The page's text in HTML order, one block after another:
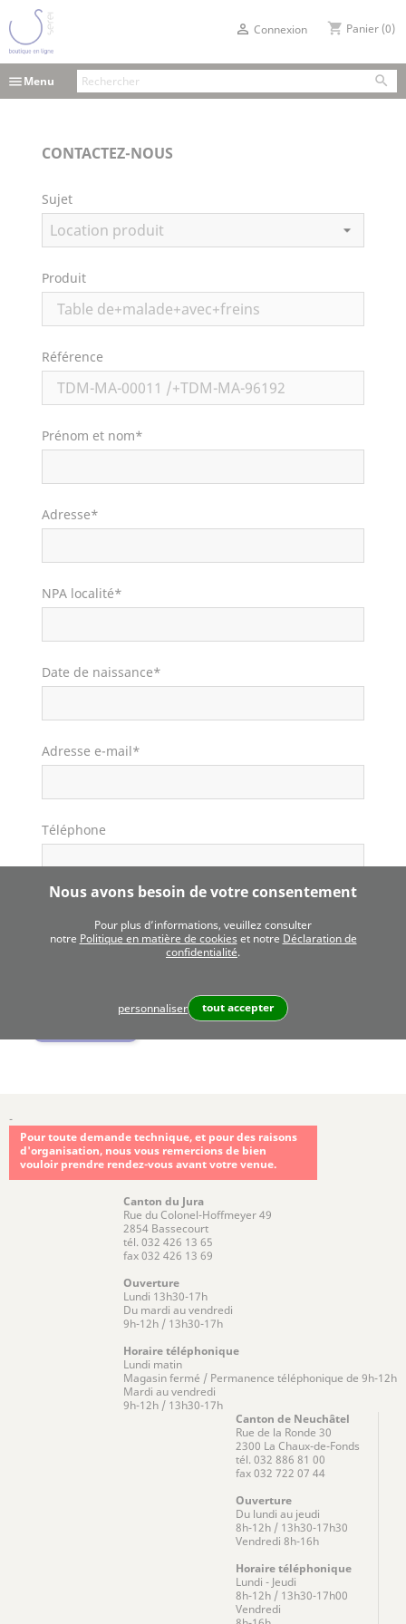
shopping_cart Panier (0)
menuMenu
 Connexion

CONTACTEZ-NOUS
Sujet
Produit
Référence
Prénom et nom*
Adresse*
NPA localité*
Date de naissance*
Adresse e-mail*
Téléphone
-
Pour toute demande technique, et pour des raisons
d'organisation, nous vous remercions de bien
vouloir prendre rendez-vous avant votre venue.
Canton du Jura
Rue du Colonel-Hoffmeyer 49
2854 Bassecourt
tél. 032 426 13 65
fax 032 426 13 69
Ouverture
Lundi 13h30-17h
Du mardi au vendredi
9h-12h / 13h30-17h
Horaire téléphonique
Lundi matin
Magasin fermé / Permanence téléphonique de 9h-12h
Mardi au vendredi
9h-12h / 13h30-17h
Canton de Neuchâtel
Rue de la Ronde 30
2300 La Chaux-de-Fonds
tél. 032 886 81 00
fax 032 722 07 44
Ouverture
Du lundi au jeudi
8h-12h / 13h30-17h30
Vendredi 8h-16h
Horaire téléphonique
Lundi - Jeudi
8h-12h / 13h30-17h00
Vendredi
Nous avons besoin de votre consentement
Pour plus d’informations, veuillez consulter
notre Politique en matière de cookies et notre Déclaration de
confidentialité.
personnaliser tout accepter